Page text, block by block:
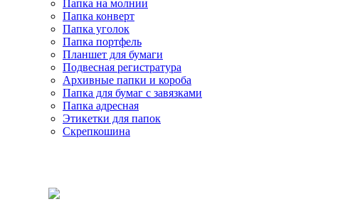
Папка на молнии
Папка конверт
Папка уголок
Папка портфель
Планшет для бумаги
Подвесная регистратура
Архивные папки и короба
Папка для бумаг с завязками
Папка адресная
Этикетки для папок
Скрепкошина